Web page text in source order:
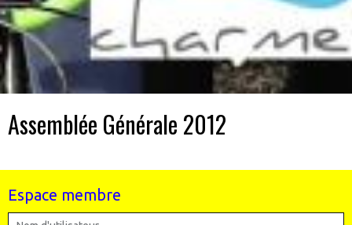
Assemblée Générale 2012
Espace membre